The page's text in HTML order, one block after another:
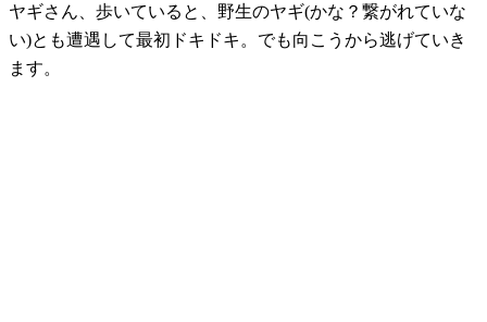
ヤギさん、歩いていると、野生のヤギ(かな？繋がれていな
い)とも遭遇して最初ドキドキ。でも向こうから逃げていき
ます。